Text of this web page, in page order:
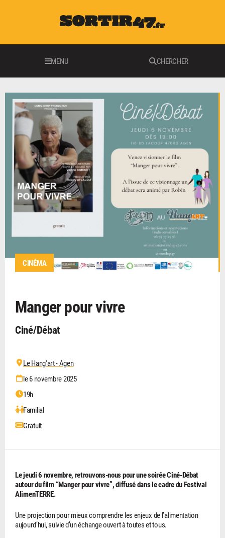
MENU CHERCHER
CINÉMA
Manger pour vivre
Ciné/Débat
Le Hang'art - Agen
le 6 novembre 2025
19h
Familial
Gratuit
Le jeudi 6 novembre, retrouvons-nous pour une soirée Ciné-Débat
autour du film “Manger pour vivre”, diffusé dans le cadre du Festival
AlimenTERRE.
Une projection pour mieux comprendre les enjeux de l’alimentation
aujourd’hui, suivie d’un échange ouvert à toutes et tous.